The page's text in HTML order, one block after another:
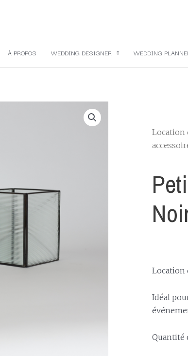
À PROPOS WEDDING DESIGNER WEDDING
Location
Location
Idéal
Quantité